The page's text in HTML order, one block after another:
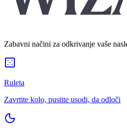
Zabavni načini za odkrivanje vaše
Ruleta
Zavrtite kolo, pustite usodi, da odloči